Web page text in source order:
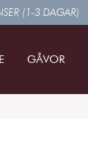
(1-3 DAGAR)
GÅVOR